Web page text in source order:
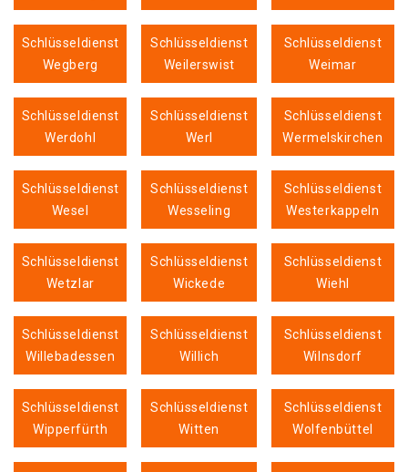
Schlüsseldienst
Wegberg
Schlüsseldienst
Weilerswist
Schlüsseldienst
Weimar
Schlüsseldienst
Werdohl
Schlüsseldienst
Werl
Schlüsseldienst
Wermelskirchen
Schlüsseldienst
Wesel
Schlüsseldienst
Wesseling
Schlüsseldienst
Westerkappeln
Schlüsseldienst
Wetzlar
Schlüsseldienst
Wickede
Schlüsseldienst
Wiehl
Schlüsseldienst
Willebadessen
Schlüsseldienst
Willich
Schlüsseldienst
Wilnsdorf
Schlüsseldienst
Wipperfürth
Schlüsseldienst
Witten
Schlüsseldienst
Wolfenbüttel